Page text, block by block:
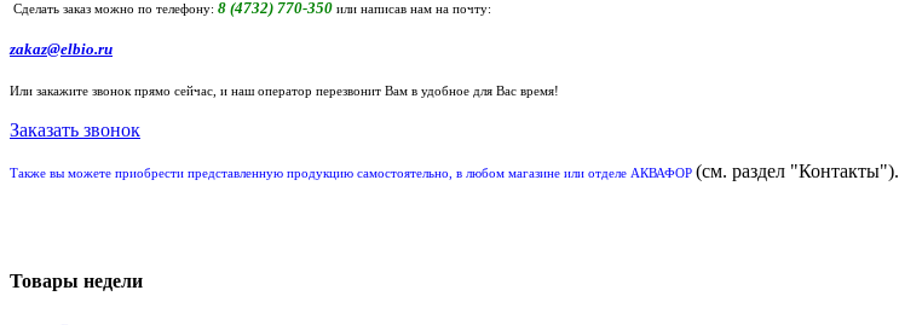
Сделать заказ можно по телефону: 8 (4732) 770-350 или написав нам на почту:
zakaz@elbio.ru
Или закажите звонок прямо сейчас, и наш оператор перезвонит Вам в удобное для Вас время!
Заказать звонок
Также вы можете приобрести представленную продукцию самостоятельно, в любом магазине или отделе АКВАФОР (см. раздел "Контакты").
Товары недели